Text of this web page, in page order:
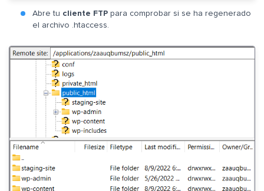
Abre tu cliente FTP para comprobar si se ha regenerado
el archivo .htaccess.